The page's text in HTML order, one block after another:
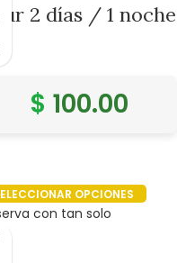
2 días / 1 noche
Arco Iris /
$ 100.00
OPCIONES
con tan solo